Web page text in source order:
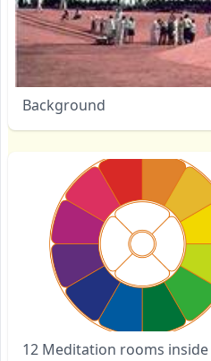
Background
12 Meditation rooms